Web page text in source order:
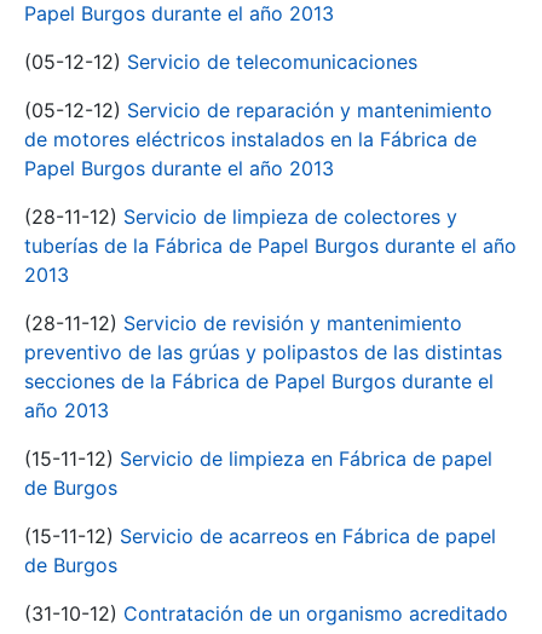
Papel Burgos durante el año 2013
(05-12-12) Servicio de telecomunicaciones
(05-12-12) Servicio de reparación y mantenimiento
de motores eléctricos instalados en la Fábrica de
Papel Burgos durante el año 2013
(28-11-12) Servicio de limpieza de colectores y
tuberías de la Fábrica de Papel Burgos durante el año
2013
(28-11-12) Servicio de revisión y mantenimiento
preventivo de las grúas y polipastos de las distintas
secciones de la Fábrica de Papel Burgos durante el
año 2013
(15-11-12) Servicio de limpieza en Fábrica de papel
de Burgos
(15-11-12) Servicio de acarreos en Fábrica de papel
de Burgos
(31-10-12) Contratación de un organismo acreditado